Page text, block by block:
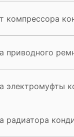
компрессора
приводного
электромуфты
радиатора